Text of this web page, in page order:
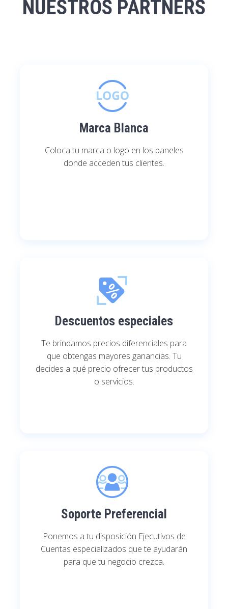
NUESTROS PARTNERS
Marca Blanca
Coloca tu marca o logo en los paneles
donde acceden tus clientes.
Descuentos especiales
Te brindamos precios diferenciales para
que obtengas mayores ganancias. Tu
decides a qué precio ofrecer tus productos
o servicios.
Soporte Preferencial
Ponemos a tu disposición Ejecutivos de
Cuentas especializados que te ayudarán
para que tu negocio crezca.